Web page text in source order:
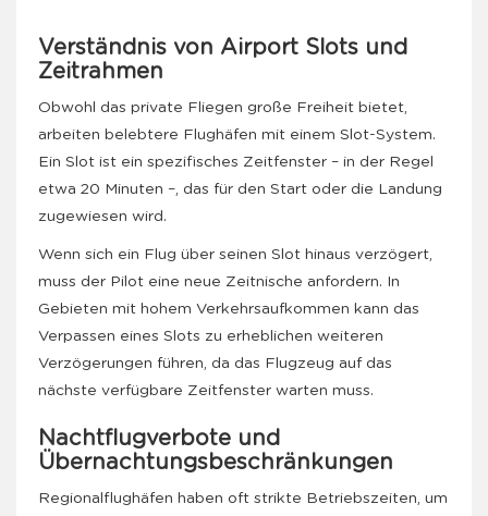
Verständnis von Airport Slots und
Zeitrahmen
Obwohl das private Fliegen große Freiheit bietet,
arbeiten belebtere Flughäfen mit einem Slot-System.
Ein Slot ist ein spezifisches Zeitfenster – in der Regel
etwa 20 Minuten –, das für den Start oder die Landung
zugewiesen wird.
Wenn sich ein Flug über seinen Slot hinaus verzögert,
muss der Pilot eine neue Zeitnische anfordern. In
Gebieten mit hohem Verkehrsaufkommen kann das
Verpassen eines Slots zu erheblichen weiteren
Verzögerungen führen, da das Flugzeug auf das
nächste verfügbare Zeitfenster warten muss.
Nachtflugverbote und
Übernachtungsbeschränkungen
Regionalflughäfen haben oft strikte Betriebszeiten, um